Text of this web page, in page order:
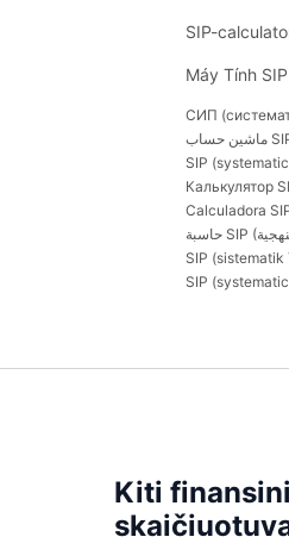
SIP-
Máy Tính
СИП
SIP
Калькулятор
Calculadora
SIP (sistematik
SIP
Kiti